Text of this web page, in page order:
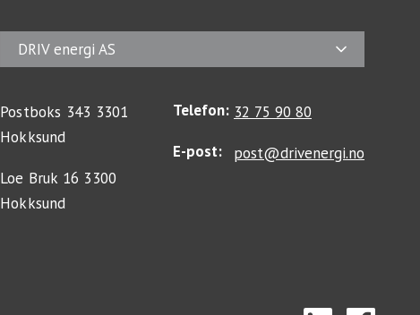
DRIV energi AS
Postboks 343 3301
Hokksund
Loe Bruk 16 3300
Hokksund
Telefon: 32 75 90 80
E-post:
post@drivenergi.no